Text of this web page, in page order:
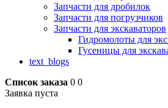
Запчасти для дробилок
Запчасти для погрузчиков
Запчасти для экскаваторов
Гидромолоты для
Гусеницы для
text_blogs
Список заказа 0 0
Заявка пуста